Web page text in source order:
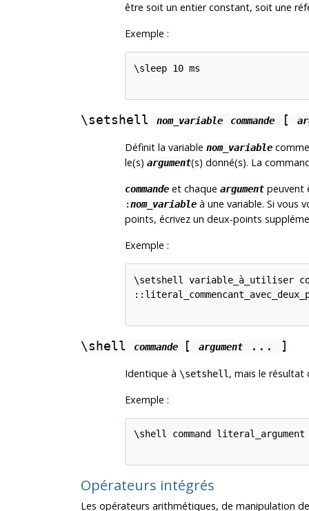
être soit un entier constant, soit une
Exemple :
\sleep 10 ms
\setshell nom_variable commande[
Définit la variable nom_variable
le(s) argument(s) donné(s). La
commandeet chaque argumentpeuvent
:nom_variableà une variable. Si vous
points, écrivez un deux-points
Exemple :
\setshell variable_à_utiliser
\shell commande [ argument... ]
Identique à \setshell , mais le résultat
Exemple :
\shell command
Opérateurs intégrés
Les opérateurs arithmétiques, de manipulation